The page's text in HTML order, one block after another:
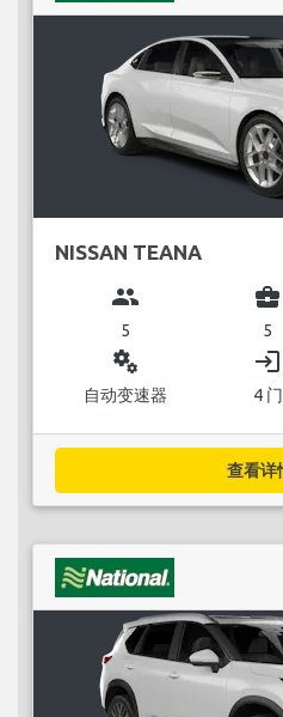
NISSAN TEANA
group
5
business_center
5
miscellaneous_services
自动变速器
login
4 门
查看详